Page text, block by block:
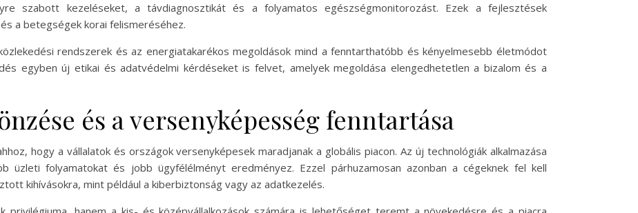
szabott kezeléseket, a távdiagnosztikát és a folyamatos egészségmonitorozást. Ezek a fejlesztések
a betegségek korai felismeréséhez.
rendszerek és az energiatakarékos megoldások mind a fenntarthatóbb és kényelmesebb életmódot
egyben új etikai és adatvédelmi kérdéseket is felvet, amelyek megoldása elengedhetetlen a bizalom és a
és a versenyképesség fenntartása
hogy a vállalatok és országok versenyképesek maradjanak a globális piacon. Az új technológiák alkalmazása
üzleti folyamatokat és jobb ügyfélélményt eredményez. Ezzel párhuzamosan azonban a cégeknek fel kell
kihívásokra, mint például a kiberbiztonság vagy az adatkezelés.